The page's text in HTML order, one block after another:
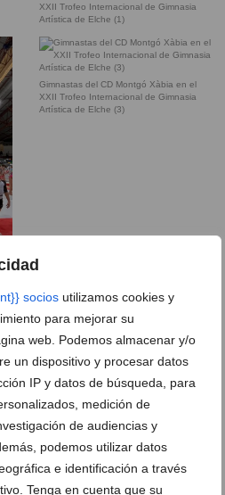
socios utilizamos cookies y
para mejorar su
web. Podemos almacenar y/o
un dispositivo y procesar datos
IP y datos de búsqueda, para
medición de
de audiencias y
podemos utilizar datos
e identificación a través
Tenga en cuenta que su
XXII Trofeo Internacional de Gimnasia
Artística de Elche (1)
Gimnastas del CD Montgó Xàbia en el
XXII Trofeo Internacional de Gimnasia
Artística de Elche (3)
Gimnastas del CD Montgó Xàbia en el
XXII Trofeo Internacional de Gimnasia
Artística de Elche –